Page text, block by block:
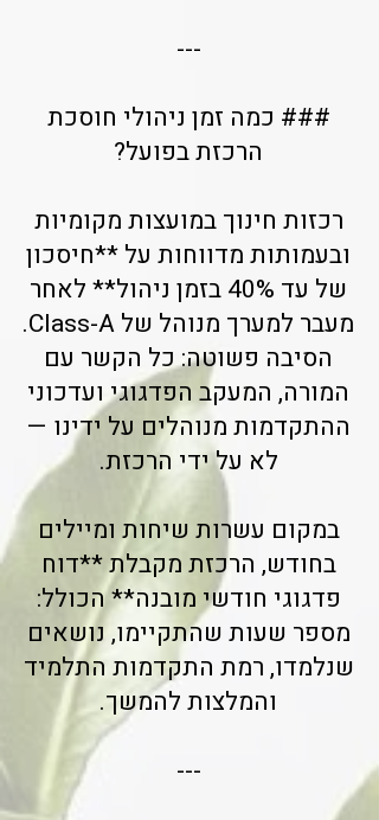
---
### כמה זמן ניהולי חוסכת
הרכזת בפועל?
רכזות חינוך במועצות מקומיות
ובעמותות מדווחות על **חיסכון
של עד 40% בזמן ניהול** לאחר
מעבר למערך מנוהל של Class-A.
הסיבה פשוטה: כל הקשר עם
המורה, המעקב הפדגוגי ועדכוני
ההתקדמות מנוהלים על ידינו —
לא על ידי הרכזת.
במקום עשרות שיחות ומיילים
בחודש, הרכזת מקבלת **דוח
פדגוגי חודשי מובנה** הכולל:
מספר שעות שהתקיימו, נושאים
שנלמדו, רמת התקדמות התלמיד
והמלצות להמשך.
---